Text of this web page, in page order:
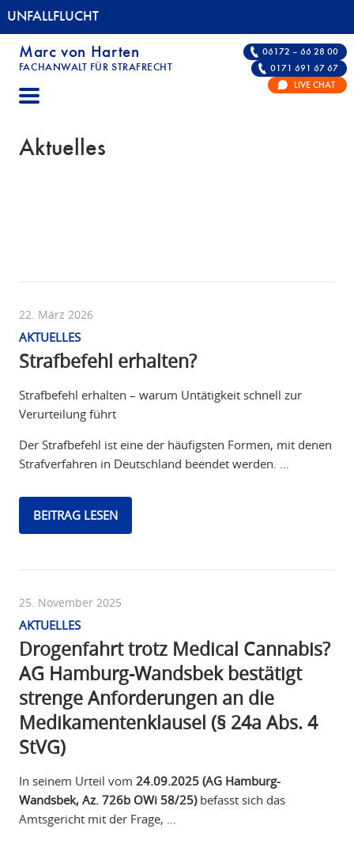
UNFALLFLUCHT
Marc von Harten
FACHANWALT FÜR STRAFRECHT
UNFALLFLUCHT | FACHANWALT FÜR
06172 – 66 28 00
0171 691 67 67
LIVE CHAT
Aktuelles
22. März 2026
AKTUELLES
Strafbefehl erhalten?
Strafbefehl erhalten – warum Untätigkeit schnell zur
Verurteilung führt
Der Strafbefehl ist eine der häufigsten Formen, mit denen
Strafverfahren in Deutschland beendet werden. …
BEITRAG LESEN
25. November 2025
AKTUELLES
Drogenfahrt trotz Medical Cannabis?
AG Hamburg-Wandsbek bestätigt
strenge Anforderungen an die
Medikamentenklausel (§ 24a Abs. 4
StVG)
In seinem Urteil vom 24.09.2025 (AG Hamburg-
Wandsbek, Az. 726b OWi 58/25)befasst sich das
Amtsgericht mit der Frage, …